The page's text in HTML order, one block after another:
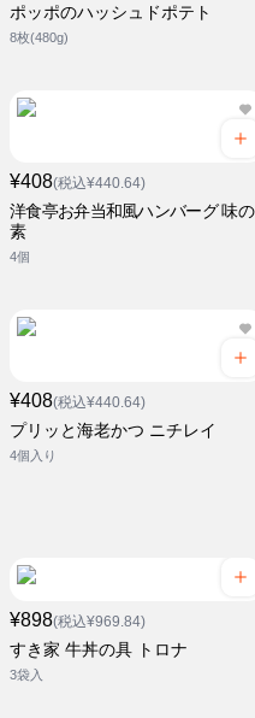
ポッポのハッシュドポテト
8枚(480g)
¥408(税込¥440.64)
洋食亭お弁当和風ハンバーグ 味の
素
4個
¥408(税込¥440.64)
プリッと海老かつ ニチレイ
4個入り
¥898(税込¥969.84)
すき家 牛丼の具 トロナ
3袋入